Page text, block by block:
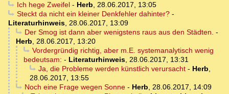
Ich hege Zweifel- Herb, 28.06.2017, 13:05
Steckt da nicht ein kleiner Denkfehler dahinter?-
Literaturhinweis, 28.06.2017, 13:09
Der Smog ist dann aber wenigstens raus aus den Städten. -
Herb, 28.06.2017, 13:20
Vordergründig richtig, aber m.E. systemanalytisch wenig
bedeutsam: - Literaturhinweis, 28.06.2017, 13:31
Ja, die Probleme werden künstlich verursacht- Herb,
28.06.2017, 13:55
Noch eine Frage wegen Sonne- Herb, 28.06.2017, 14:09